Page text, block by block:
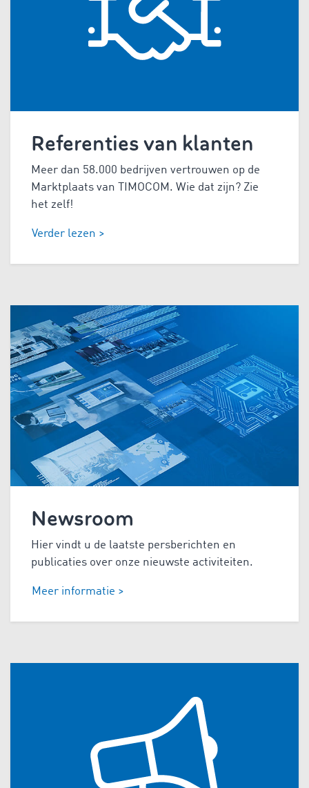
Referenties van klanten
Meer dan 58.000 bedrijven vertrouwen op de
Marktplaats van TIMOCOM. Wie dat zijn? Zie
het zelf!
Verder lezen >
Newsroom
Hier vindt u de laatste persberichten en
publicaties over onze nieuwste activiteiten.
Meer informatie >